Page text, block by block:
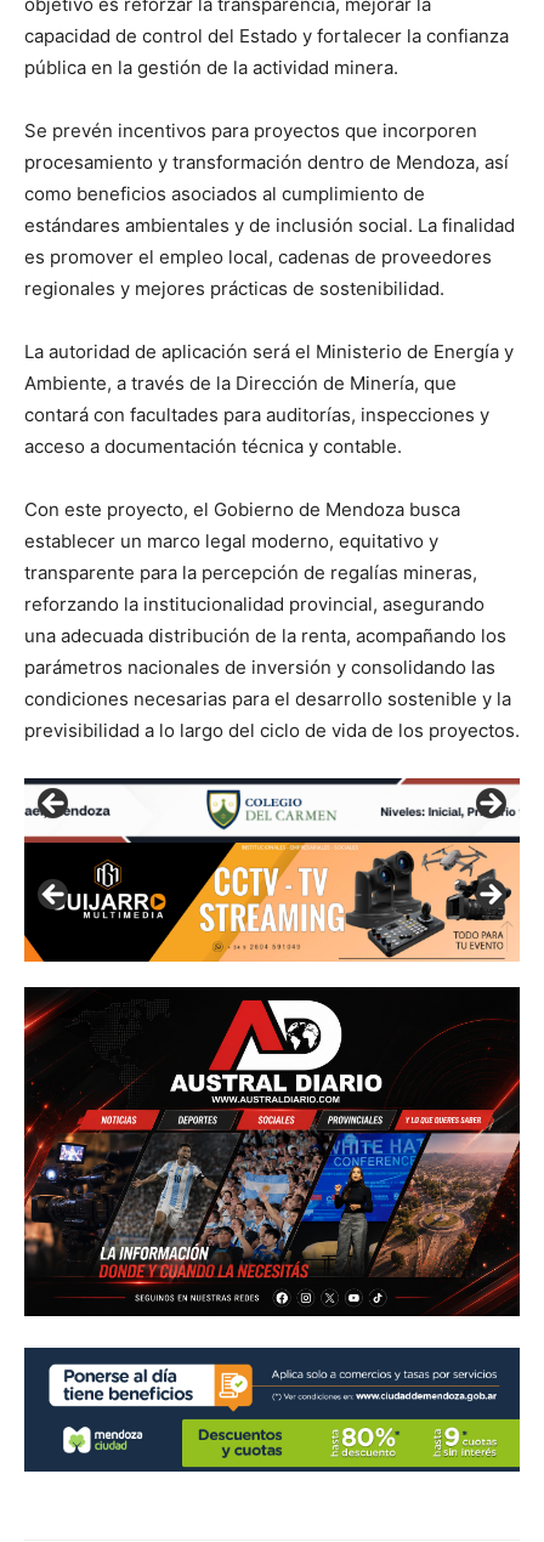
capacidad de control del Estado y fortalecer la confianza
pública en la gestión de la actividad minera.
Se prevén incentivos para proyectos que incorporen
procesamiento y transformación dentro de Mendoza, así
como beneficios asociados al cumplimiento de
estándares ambientales y de inclusión social. La finalidad
es promover el empleo local, cadenas de proveedores
regionales y mejores prácticas de sostenibilidad.
La autoridad de aplicación será el Ministerio de Energía y
Ambiente, a través de la Dirección de Minería, que
contará con facultades para auditorías, inspecciones y
acceso a documentación técnica y contable.
Con este proyecto, el Gobierno de Mendoza busca
establecer un marco legal moderno, equitativo y
transparente para la percepción de regalías mineras,
reforzando la institucionalidad provincial, asegurando
una adecuada distribución de la renta, acompañando los
parámetros nacionales de inversión y consolidando las
condiciones necesarias para el desarrollo sostenible y la
previsibilidad a lo largo del ciclo de vida de los proyectos.